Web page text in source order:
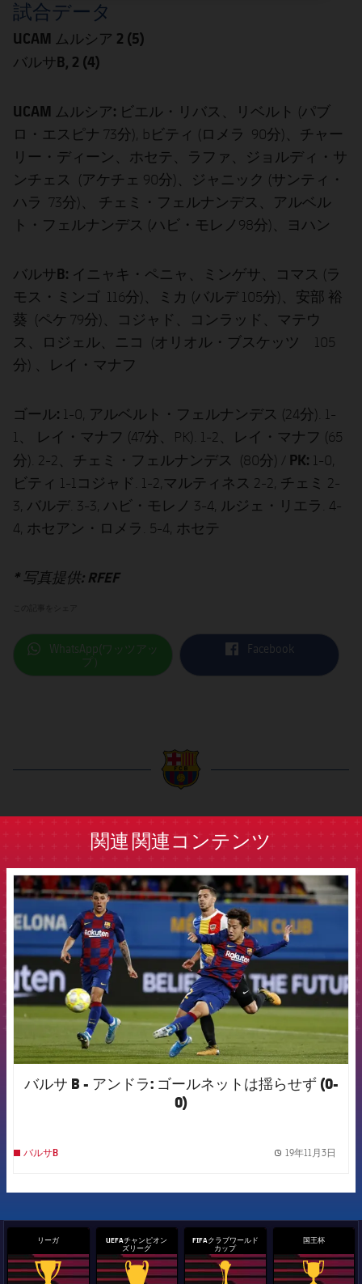
試合データ
UCAM ムルシア 2 (5)
バルサB, 2 (4)
UCAM ムルシア: ビエル・リバス、リベルト (パブ
ロ・エスピナ 73分), bビティ (ロメラ 90分)、チャー
リー・ディーン、ホセテ、ラファ、ジョルディ・サ
ンチェス (アケチェ 90分)、ジャニック (サンティ・
ハラ 73分)、 チェミ・フェルナンデス、アルベル
ト・フェルナンデス (ハビ・モレノ98分)、ヨハン
バルサB: イニャキ・ペニャ、ミンゲサ、コマス (ラ
モス・ミンゴ 116分)、ミカ (バルデ 105分)、安部 裕
葵 (ペケ 79分)、コジャド、コンラッド、マテウ
ス、ロジェル、ニコ (オリオル・ブスケッツ 105
分) 、レイ・マナフ
ゴール: 1-0, アルベルト・フェルナンデス (24分). 1-
1、 レイ・マナフ (47分、PK). 1-2、レイ・マナフ (65
分). 2-2、チェミ・フェルナンデス (80分) / PK: 1-0,
ビティ 1-1コジャド. 1-2,マルティネス 2-2, チェミ 2-
3, バルデ. 3-3, ハビ・モレノ 3-4, ルジェ・リエラ. 4-
4, ホセアン・ロメラ. 5-4, ホセテ
* 写真提供: RFEF
label.aria.whatsapp
WhatsApp(ワッツアッ
プ）
label.aria.facebook
Facebook
関連 関連コンテンツ
FCB Barcelona badge
バルサ B - アンドラ: ゴールネットは揺らせず (0-
0)
バルサB 19年11月3日
リーガ
UEFAチャンピオン
ズリーグ
FIFAクラブワールド
カップ
国王杯